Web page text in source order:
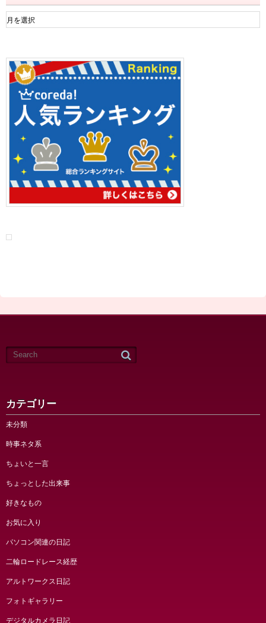
ア
ー
ブ
カテゴリー
未分類
時事ネタ系
ちょいと一言
ちょっとした出来事
好きなもの
お気に入り
パソコン関連の日記
二輪ロードレース経歴
アルトワークス日記
フォトギャラリー
デジタルカメラ日記